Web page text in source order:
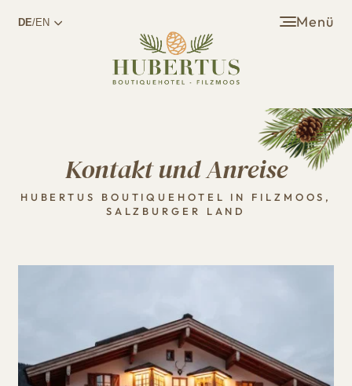
DE/EN Menü
Kontakt und Anreise
HUBERTUS BOUTIQUEHOTEL IN FILZMOOS,
SALZBURGER LAND